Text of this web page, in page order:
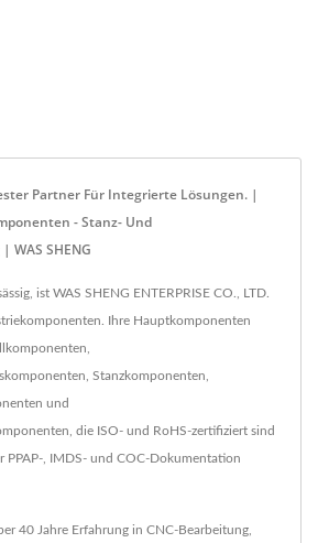
Partner Für Integrierte Lösungen. |
- Stanz- Und
WAS SHENG
ist WAS SHENG ENTERPRISE CO., LTD.
Ihre Hauptkomponenten
Stanzkomponenten,
und
die ISO- und RoHS-zertifiziert sind
PPAP-, IMDS- und COC-Dokumentation
40 Jahre Erfahrung in CNC-Bearbeitung,